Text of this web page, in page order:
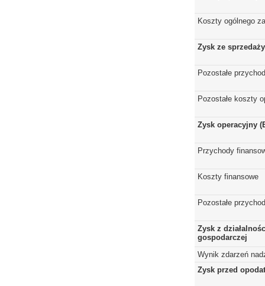
Koszty ogólnego
Zysk ze sprzedaży
Pozostałe
Pozostałe koszty
Zysk operacyjny
Przychody
Koszty finansowe
Pozostałe
Zysk z
gospodarczej
Wynik zdarzeń
Zysk przed